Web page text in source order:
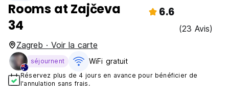
Rooms at Zajčeva
34
6.6
(23 Avis)
Zagreb · Voir la carte
séjournent WiFi gratuit
Réservez plus de 4 jours en avance pour bénéficier de
l'annulation sans frais.